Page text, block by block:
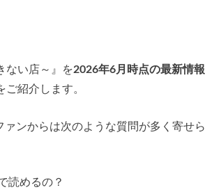
ない店～』を2026年6月時点の最新情報
紹介します。
ンからは次のような質問が多く寄せら
読めるの？